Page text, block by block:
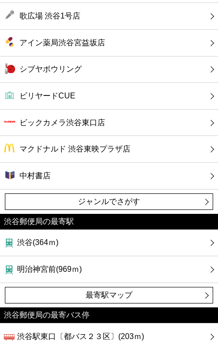
ホテル
歌広場 渋谷1号店
アイン薬局渋谷宮益坂店
シブヤボウリング
ビリヤードCUE
ビックカメラ渋谷東口店
マクドナルド 渋谷東映プラザ店
中村書店
ジャンルでさがす
渋谷郵便局の最寄駅
渋谷(364ｍ)
明治神宮前(969ｍ)
最寄駅マップ
渋谷郵便局の最寄バス停
渋谷駅東口〔都バス２３区〕(203ｍ)